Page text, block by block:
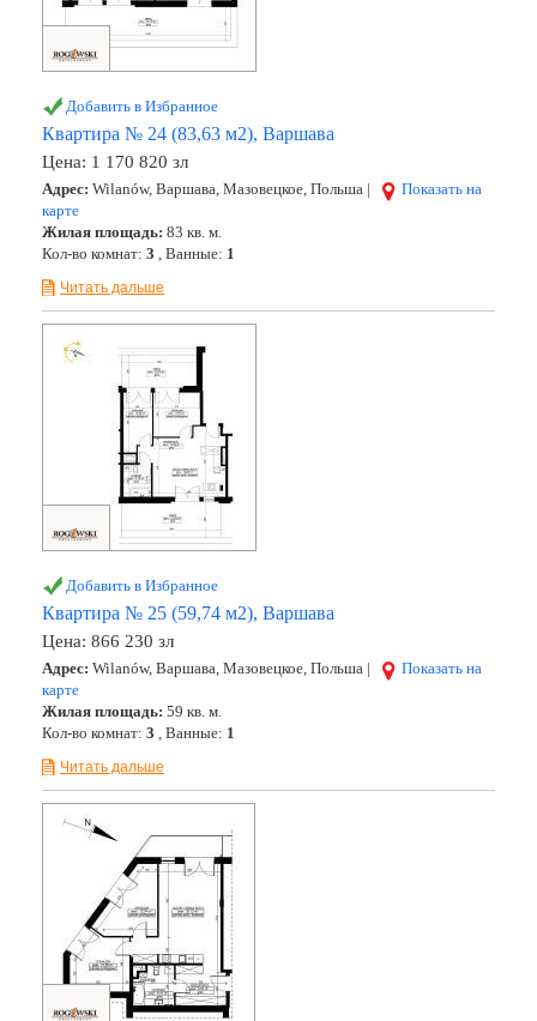
Добавить в Избранное
Квартира № 24 (83,63 м2), Варшава
Цена: 1 170 820 зл
Адрес: Wilanów, Варшава, Мазовецкое, Польша |
Показать на
карте
Жилая площадь: 83 кв. м.
Кол-во комнат: 3 , Ванные: 1
Читать дальше
Добавить в Избранное
Квартира № 25 (59,74 м2), Варшава
Цена: 866 230 зл
Адрес: Wilanów, Варшава, Мазовецкое, Польша |
Показать на
карте
Жилая площадь: 59 кв. м.
Кол-во комнат: 3 , Ванные: 1
Читать дальше